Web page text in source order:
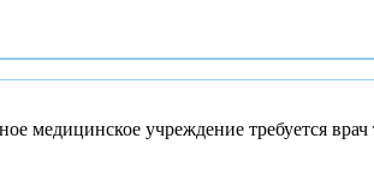
медицинское учреждение требуется врач